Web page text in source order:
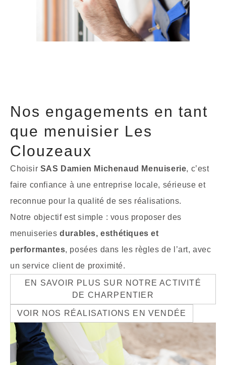
Nos engagements en tant
que menuisier Les
Clouzeaux
Choisir SAS Damien Michenaud Menuiserie, c’est
faire confiance à une entreprise locale, sérieuse et
reconnue pour la qualité de ses réalisations.
Notre objectif est simple : vous proposer des
menuiseriesdurables, esthétiques et
performantes, posées dans les règles de l’art, avec
un service client de proximité.
EN SAVOIR PLUS SUR NOTRE ACTIVITÉ
DE CHARPENTIER
VOIR NOS RÉALISATIONS EN VENDÉE